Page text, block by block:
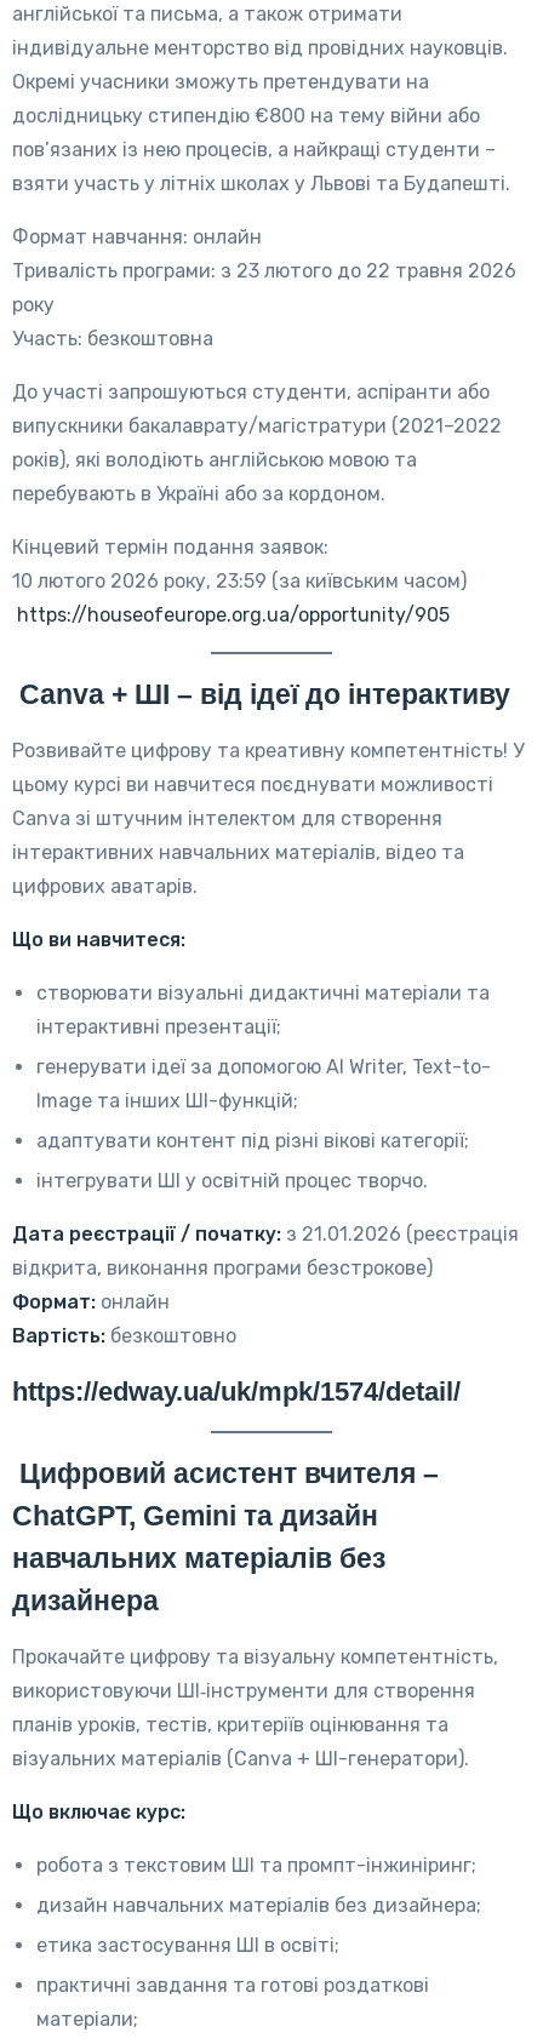
англійської та письма, а також отримати
індивідуальне менторство від провідних науковців.
Окремі учасники зможуть претендувати на
дослідницьку стипендію €800 на тему війни або
пов’язаних із нею процесів, а найкращі студенти –
взяти участь у літніх школах у Львові та Будапешті.
Формат навчання: онлайн
Тривалість програми: з 23 лютого до 22 травня 2026
року
Участь: безкоштовна
До участі запрошуються студенти, аспіранти або
випускники бакалаврату/магістратури (2021–2022
років), які володіють англійською мовою та
перебувають в Україні або за кордоном.
Кінцевий термін подання заявок:
10 лютого 2026 року, 23:59 (за київським часом)
https://houseofeurope.org.ua/opportunity/905
Canva + ШІ – від ідеї до інтерактиву
Розвивайте цифрову та креативну компетентність! У
цьому курсі ви навчитеся поєднувати можливості
Canva зі штучним інтелектом для створення
інтерактивних навчальних матеріалів, відео та
цифрових аватарів.
Що ви навчитеся:
створювати візуальні дидактичні матеріали та
інтерактивні презентації;
генерувати ідеї за допомогою AI Writer, Text-to-
Image та інших ШІ-функцій;
адаптувати контент під різні вікові категорії;
інтегрувати ШІ у освітній процес творчо.
Дата реєстрації / початку: з 21.01.2026 (реєстрація
відкрита, виконання програми безстрокове)
Формат: онлайн
Вартість: безкоштовно
https://edway.ua/uk/mpk/1574/detail/
Цифровий асистент вчителя –
ChatGPT, Gemini та дизайн
навчальних матеріалів без
дизайнера
Прокачайте цифрову та візуальну компетентність,
використовуючи ШІ‑інструменти для створення
планів уроків, тестів, критеріїв оцінювання та
візуальних матеріалів (Canva + ШІ-генератори).
Що включає курс:
робота з текстовим ШІ та промпт-інжиніринг;
дизайн навчальних матеріалів без дизайнера;
етика застосування ШІ в освіті;
практичні завдання та готові роздаткові
матеріали;